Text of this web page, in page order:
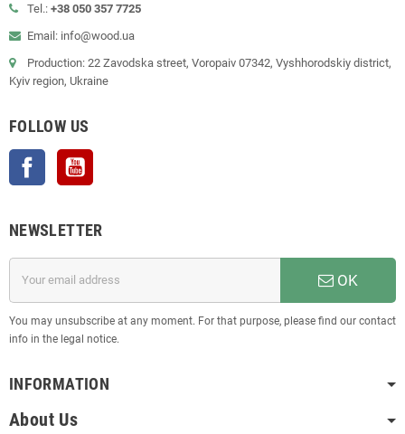
Tel.: +38 050 357 7725
Email: info@wood.ua
Production: 22 Zavodska street, Voropaiv 07342, Vyshhorodskiy district,
Kyiv region, Ukraine
FOLLOW US
Facebook
NEWSLETTER
OK
You may unsubscribe at any moment. For that purpose, please find our contact
info in the legal notice.
INFORMATION
About Us